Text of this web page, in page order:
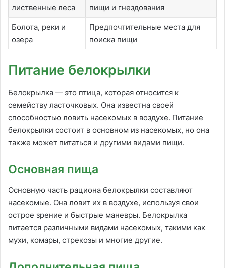
лиственные леса
пищи и гнездования
Болота, реки и
озера
Предпочтительные места для
поиска пищи
Питание белокрылки
Белокрылка — это птица, которая относится к
семейству ласточковых. Она известна своей
способностью ловить насекомых в воздухе. Питание
белокрылки состоит в основном из насекомых, но она
также может питаться и другими видами пищи.
Основная пища
Основную часть рациона белокрылки составляют
насекомые. Она ловит их в воздухе, используя свои
острое зрение и быстрые маневры. Белокрылка
питается различными видами насекомых, такими как
мухи, комары, стрекозы и многие другие.